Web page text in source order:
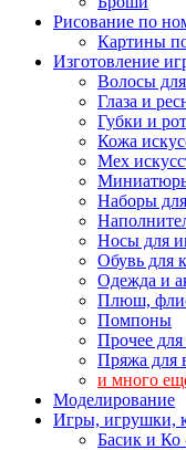
Рисование по
Картины
Изготовление
Волосы
Глаза и
Губки и
Кожа
Мех
Наборы
Носы для
Обувь для
Одежда и
Плюш, флис
Помпоны
Прочее
Пряжа для
и много
Моделирование
Игры, игрушки,
Басик и